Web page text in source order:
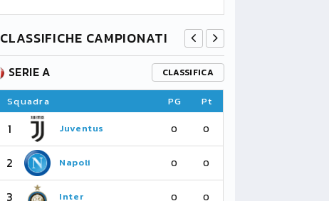
CLASSIFICHE CAMPIONATI
SERIE A CLASSIFICA
Squadra PG Pt
1 Juventus 0 0
2 Napoli 0 0
3 Inter 0 0